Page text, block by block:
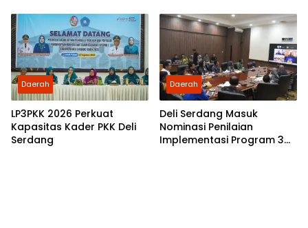
Daerah
LP3PKK 2026 Perkuat
Kapasitas Kader PKK Deli
Serdang
Daerah
Deli Serdang Masuk
Nominasi Penilaian
Implementasi Program 3